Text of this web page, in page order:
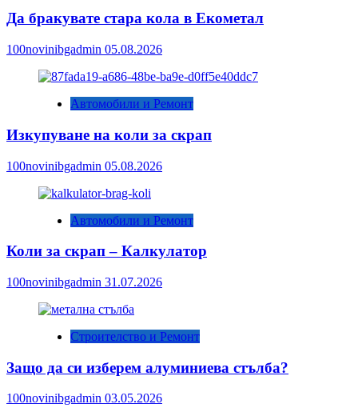
Да бракувате стара кола в Екометал
100novinibgadmin 05.08.2026
Автомобили и Ремонт
Изкупуване на коли за скрап
100novinibgadmin 05.08.2026
Автомобили и Ремонт
Коли за скрап – Калкулатор
100novinibgadmin 31.07.2026
Строителство и Ремонт
Защо да си изберем алуминиева стълба?
100novinibgadmin 03.05.2026